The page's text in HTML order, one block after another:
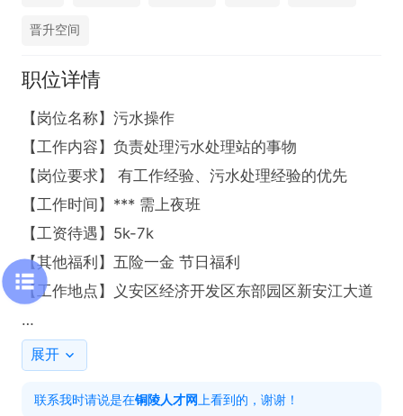
晋升空间
职位详情
【岗位名称】污水操作
【工作内容】负责处理污水处理站的事物
【岗位要求】 有工作经验、污水处理经验的优先
【工作时间】*** 需上夜班
【工资待遇】5k-7k
【其他福利】五险一金 节日福利
【工作地点】义安区经济开发区东部园区新安江大道
有意向请点击→申请职位→电话图标，联系时请说是
展开
联系我时请说是在铜陵人才网 上看到的，谢谢！